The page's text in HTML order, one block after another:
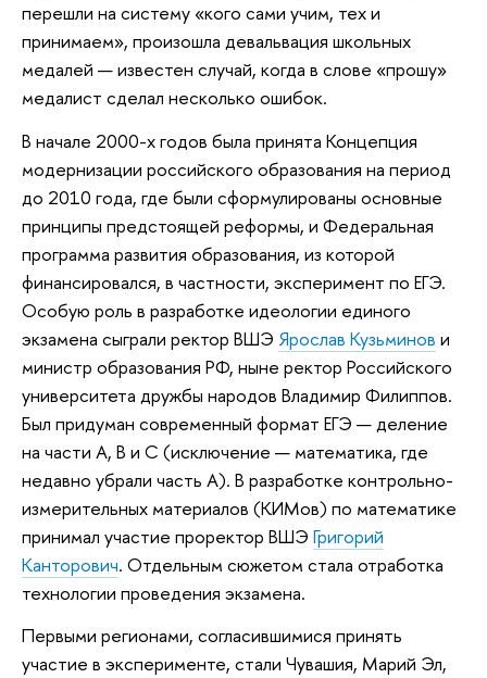
перешли на систему «кого сами учим, тех и
принимаем», произошла девальвация школьных
медалей — известен случай, когда в слове «прошу»
медалист сделал несколько ошибок.
В начале 2000-х годов была принята Концепция
модернизации российского образования на период
до 2010 года, где были сформулированы основные
принципы предстоящей реформы, и Федеральная
программа развития образования, из которой
финансировался, в частности, эксперимент по ЕГЭ.
Особую роль в разработке идеологии единого
экзамена сыграли ректор ВШЭ Ярослав Кузьминов и
министр образования РФ, ныне ректор Российского
университета дружбы народов Владимир Филиппов.
Был придуман современный формат ЕГЭ — деление
на части А, B и С (исключение — математика, где
недавно убрали часть А). В разработке контрольно-
измерительных материалов (КИМов) по математике
принимал участие проректор ВШЭ Григорий
Канторович. Отдельным сюжетом стала отработка
технологии проведения экзамена.
Первыми регионами, согласившимися принять
участие в эксперименте, стали Чувашия, Марий Эл,